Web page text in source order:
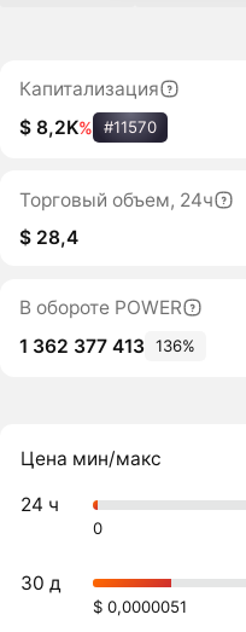
Капитализация
$ 8,2K% #11570
Торговый объем, 24ч
$ 28,4
В обороте POWER
1 362 377 413 136%
Цена мин/макс
24 ч
0
30 д
$ 0,0000051